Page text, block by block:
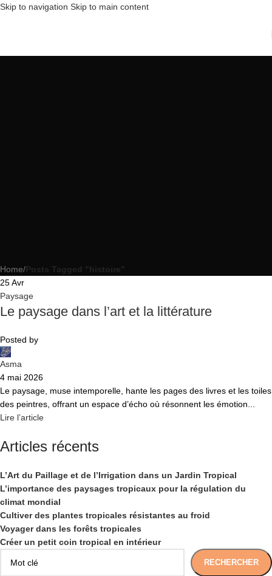
Skip to navigation Skip to main content
Home/Posts Tagged "histoire"
25Avr
Paysage
Le paysage dans l’art et la littérature
Posted by
Asma
4 mai 2026
Le paysage, muse intemporelle, hante les pages des livres et les toiles
des peintres, offrant un espace d’écho où résonnent les émotion...
Lire l’article
Articles récents
L’Art du Paillage et de l’Irrigation dans un Jardin Tropical
L’importance des paysages tropicaux pour la régulation du
climat mondial
Cultiver des plantes tropicales résistantes au froid
Voyager dans les forêts tropicales
Créer un petit coin tropical en intérieur
RECHERCHER